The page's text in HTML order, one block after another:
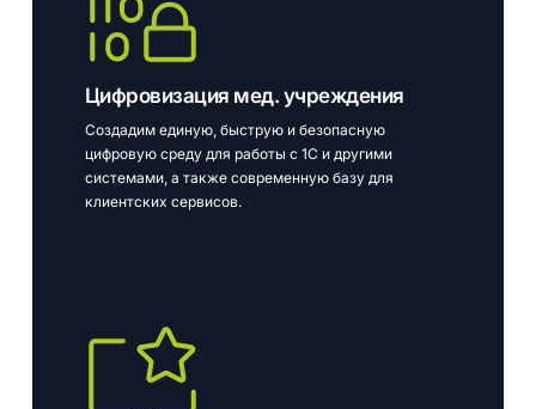
Цифровизация мед. учреждения
Создадим единую, быструю и безопасную
цифровую среду для работы с 1С и другими
системами, а также современную базу для
клиентских сервисов.